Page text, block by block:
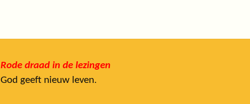
Rode draad in de lezingen
God geeft nieuw leven.